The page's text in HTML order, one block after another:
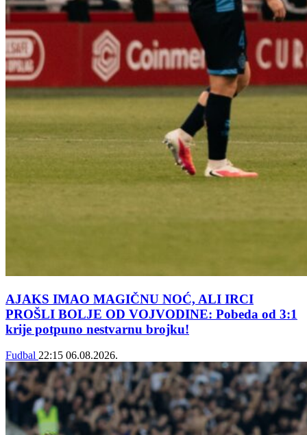
AJAKS IMAO MAGIČNU NOĆ, ALI IRCI
PROŠLI BOLJE OD VOJVODINE: Pobeda od 3:1
krije potpuno nestvarnu brojku!
Fudbal 22:15 06.08.2026.